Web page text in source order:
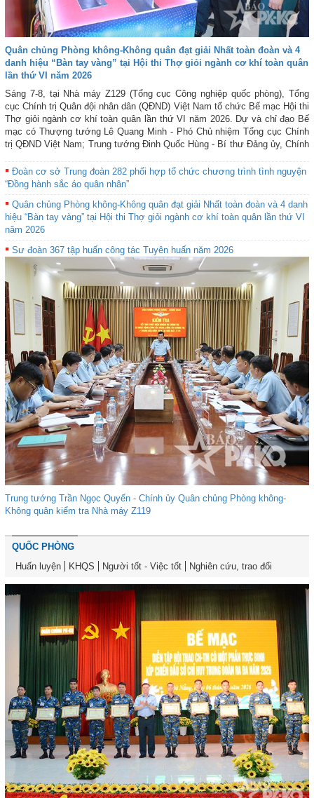
Quân chủng Phòng không-Không quân đạt giải Nhất toàn đoàn và 4
danh hiệu “Bàn tay vàng” tại Hội thi Thợ giỏi ngành cơ khí toàn quân
lần thứ VI năm 2026
Sáng 7-8, tại Nhà máy Z129 (Tổng cục Công nghiệp quốc phòng), Tổng
cục Chính trị Quân đội nhân dân (QĐND) Việt Nam tổ chức Bế mạc Hội thi
Thợ giỏi ngành cơ khí toàn quân lần thứ VI năm 2026. Dự và chỉ đạo Bế
mạc có Thượng tướng Lê Quang Minh - Phó Chủ nhiệm Tổng cục Chính
trị QĐND Việt Nam; Trung tướng Đinh Quốc Hùng - Bí thư Đảng ủy, Chính
Ban Công đoàn Quốc phòng; lãnh đạo, chỉ huy các cơ quan, đơn vị có thí
sinh tham gia Hội thi.
Đoàn cơ sở Trung đoàn 282 phối hợp tổ chức chương trình tình nguyện
“Đồng hành sắc áo quân nhân”
Quân chủng Phòng không-Không quân đạt giải Nhất toàn đoàn và 4 danh
hiệu “Bàn tay vàng” tại Hội thi Thợ giỏi ngành cơ khí toàn quân lần thứ VI
năm 2026
Sư đoàn 367 tập huấn công tác Tuyên huấn năm 2026
Trung tướng Trần Ngọc Quyến - Chính ủy Quân chủng Phòng không-
Không quân kiểm tra Nhà máy Z119
QUỐC PHÒNG
Huấn luyện
KHQS Người tốt - Việc tốt Nghiên cứu, trao đổi